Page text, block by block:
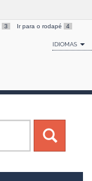
3 Ir para o rodapé 4
IDIOMAS